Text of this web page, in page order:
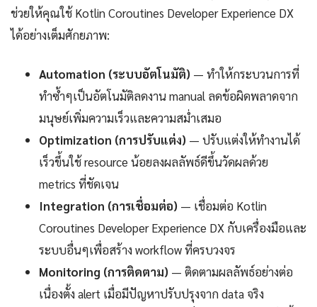
ช่วยให้คุณใช้ Kotlin Coroutines Developer Experience DX
ได้อย่างเต็มศักยภาพ:
Automation (ระบบอัตโนมัติ) — ทำให้กระบวนการที่
ทำซ้ำๆเป็นอัตโนมัติลดงาน manual ลดข้อผิดพลาดจาก
มนุษย์เพิ่มความเร็วและความสม่ำเสมอ
Optimization (การปรับแต่ง) — ปรับแต่งให้ทำงานได้
เร็วขึ้นใช้ resource น้อยลงผลลัพธ์ดีขึ้นวัดผลด้วย
metrics ที่ชัดเจน
Integration (การเชื่อมต่อ) — เชื่อมต่อ Kotlin
Coroutines Developer Experience DX กับเครื่องมือและ
ระบบอื่นๆเพื่อสร้าง workflow ที่ครบวงจร
Monitoring (การติดตาม) — ติดตามผลลัพธ์อย่างต่อ
เนื่องตั้ง alert เมื่อมีปัญหาปรับปรุงจาก data จริง